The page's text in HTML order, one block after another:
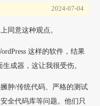
2024-07-04
同意这种观点。
这样的软件，结果
成器，这让我很受伤。
肿/传统代码、严格的测试
全代码库等问题。他们只